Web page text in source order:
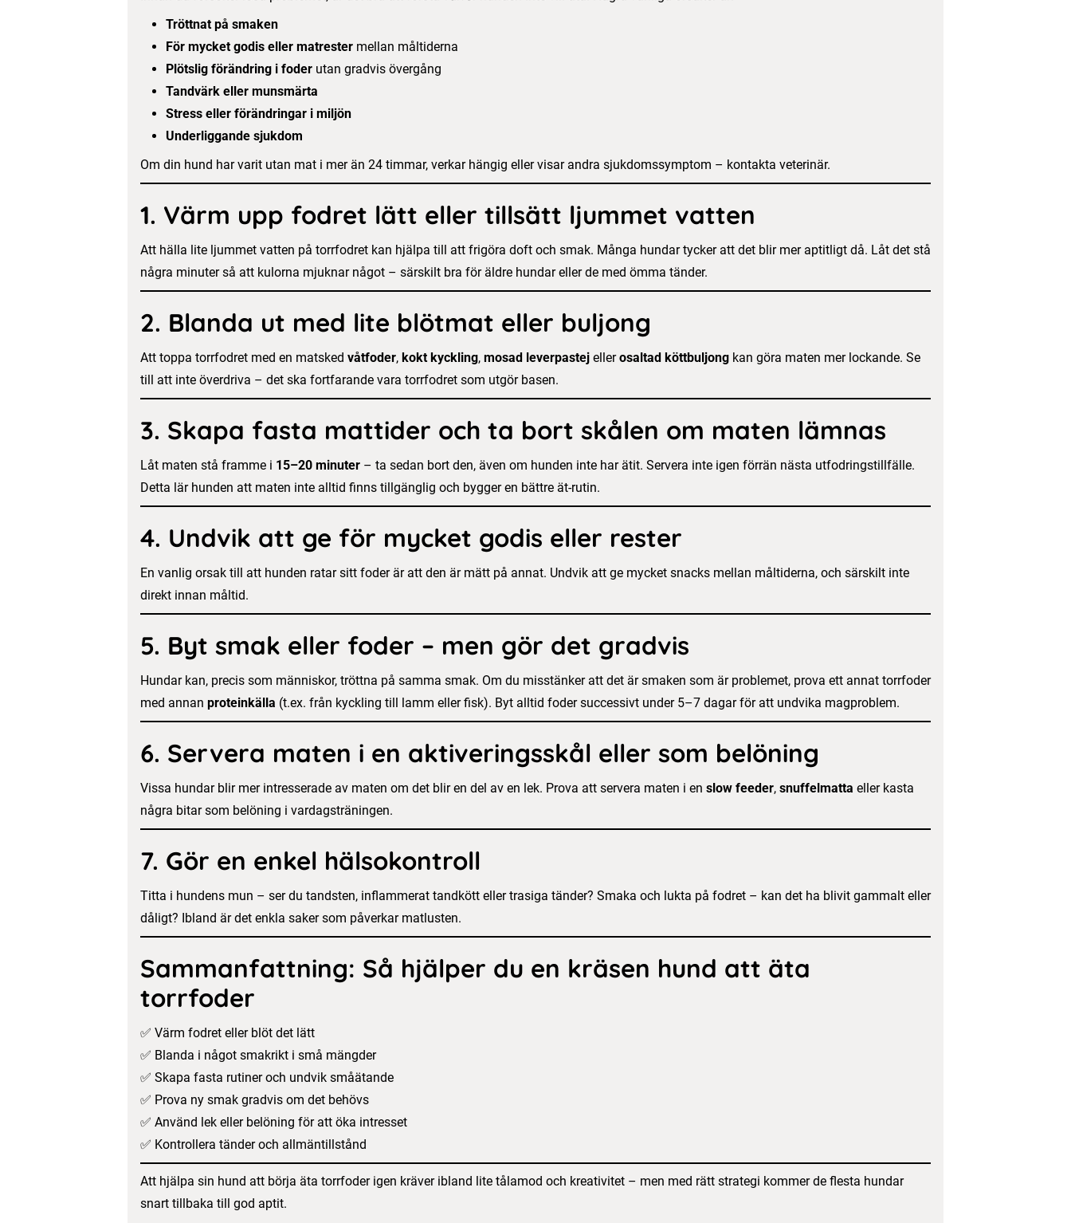
Tröttnat på smaken
För mycket godis eller matrester mellan måltiderna
Plötslig förändring i foder utan gradvis övergång
Tandvärk eller munsmärta
Stress eller förändringar i miljön
Underliggande sjukdom
Om din hund har varit utan mat i mer än 24 timmar, verkar hängig eller visar andra sjukdomssymptom – kontakta veterinär.
1. Värm upp fodret lätt eller tillsätt ljummet vatten
Att hälla lite ljummet vatten på torrfodret kan hjälpa till att frigöra doft och smak. Många hundar tycker att det blir mer aptitligt då. Låt det stå
några minuter så att kulorna mjuknar något – särskilt bra för äldre hundar eller de med ömma tänder.
2. Blanda ut med lite blötmat eller buljong
Att toppa torrfodret med en matsked våtfoder, kokt kyckling, mosad leverpastej ellerosaltad köttbuljong kan göra maten mer lockande. Se
till att inte överdriva – det ska fortfarande vara torrfodret som utgör basen.
3. Skapa fasta mattider och ta bort skålen om maten lämnas
Låt maten stå framme i 15–20 minuter – ta sedan bort den, även om hunden inte har ätit. Servera inte igen förrän nästa utfodringstillfälle.
Detta lär hunden att maten inte alltid finns tillgänglig och bygger en bättre ät-rutin.
4. Undvik att ge för mycket godis eller rester
En vanlig orsak till att hunden ratar sitt foder är att den är mätt på annat. Undvik att ge mycket snacks mellan måltiderna, och särskilt inte
direkt innan måltid.
5. Byt smak eller foder – men gör det gradvis
Hundar kan, precis som människor, tröttna på samma smak. Om du misstänker att det är smaken som är problemet, prova ett annat torrfoder
med annan proteinkälla (t.ex. från kyckling till lamm eller fisk). Byt alltid foder successivt under 5–7 dagar för att undvika magproblem.
6. Servera maten i en aktiveringsskål eller som belöning
Vissa hundar blir mer intresserade av maten om det blir en del av en lek. Prova att servera maten i en slow feeder, snuffelmatta eller kasta
några bitar som belöning i vardagsträningen.
7. Gör en enkel hälsokontroll
Titta i hundens mun – ser du tandsten, inflammerat tandkött eller trasiga tänder? Smaka och lukta på fodret – kan det ha blivit gammalt eller
dåligt? Ibland är det enkla saker som påverkar matlusten.
Sammanfattning: Så hjälper du en kräsen hund att äta
torrfoder
✅ Värm fodret eller blöt det lätt
✅ Blanda i något smakrikt i små mängder
✅ Skapa fasta rutiner och undvik småätande
✅ Prova ny smak gradvis om det behövs
✅ Använd lek eller belöning för att öka intresset
✅ Kontrollera tänder och allmäntillstånd
Att hjälpa sin hund att börja äta torrfoder igen kräver ibland lite tålamod och kreativitet – men med rätt strategi kommer de flesta hundar
snart tillbaka till god aptit.